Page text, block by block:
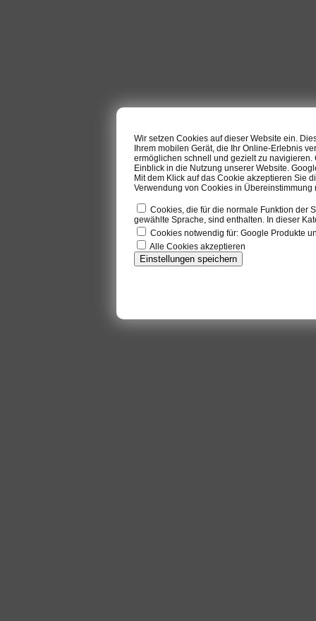
Wir setzen Cookies auf dieser Website ein.
Ihrem mobilen Gerät, die Ihr Online-Erlebnis
ermöglichen schnell und gezielt zu
Einblick in die Nutzung unserer Website.
Mit dem Klick auf das Cookie akzeptieren Sie
Verwendung von Cookies in
Cookies, die für die normale Funktion der
gewählte Sprache, sind enthalten. In dieser
Cookies notwendig für: Google Produkte
Alle Cookies akzeptieren
Einstellungen speichern